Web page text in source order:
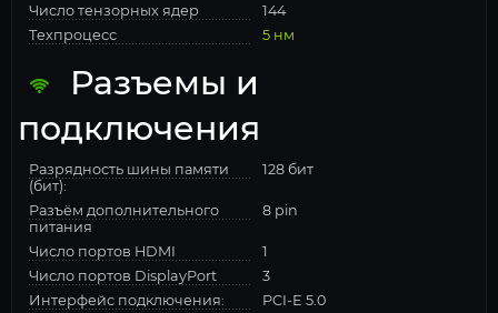
Число тензорных ядер
144
Техпроцесс
5 нм
Разъемы и
подключения
Разрядность шины памяти
(бит):
128 бит
Разъём дополнительного
питания
8 pin
Число портов HDMI
1
Число портов DisplayPort
3
Интерфейс подключения:
PCI-E 5.0